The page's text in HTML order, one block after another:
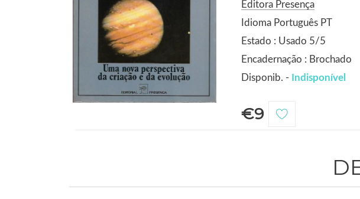
Editora Presença
Idioma Português PT
Estado : Usado 5/5
Encadernação : Brochado
Disponib. - Indisponível
€9